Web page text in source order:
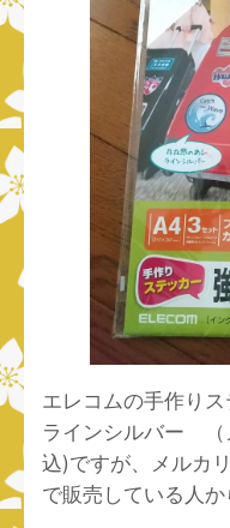
エレコムの手作り
ラインシルバー （
込)ですが、メルカ
で販売している人か